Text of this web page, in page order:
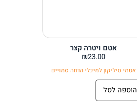
אטם ויטרה קצר
₪23.00
אטמי סיליקון למיכלי הדחה סמויים
הוספה לסל